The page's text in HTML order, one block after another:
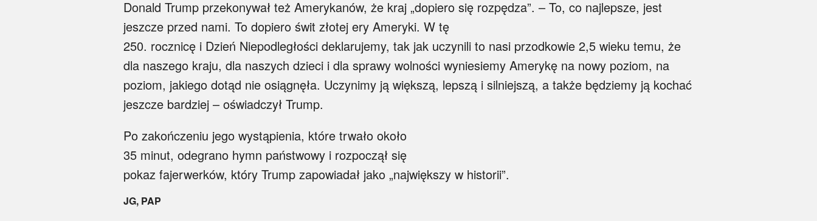
Donald Trump przekonywał też Amerykanów, że kraj „dopiero się rozpędza”. – To, co najlepsze, jest
jeszcze przed nami. To dopiero świt złotej ery Ameryki. W tę
250. rocznicę i Dzień Niepodległości deklarujemy, tak jak uczynili to nasi przodkowie 2,5 wieku temu, że
dla naszego kraju, dla naszych dzieci i dla sprawy wolności wyniesiemy Amerykę na nowy poziom, na
poziom, jakiego dotąd nie osiągnęła. Uczynimy ją większą, lepszą i silniejszą, a także będziemy ją kochać
jeszcze bardziej – oświadczył Trump.
Po zakończeniu jego wystąpienia, które trwało około
35 minut, odegrano hymn państwowy i rozpoczął się
pokaz fajerwerków, który Trump zapowiadał jako „największy w historii”.
JG, PAP